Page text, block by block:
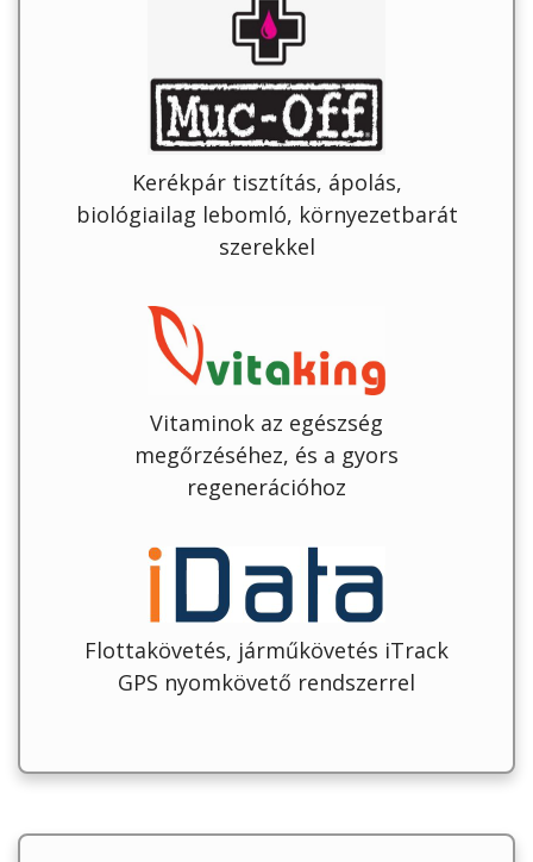
Kerékpár tisztítás, ápolás,
biológiailag lebomló, környezetbarát
szerekkel
Vitaminok az egészség
megőrzéséhez, és a gyors
regenerációhoz
Flottakövetés, járműkövetés iTrack
GPS nyomkövető rendszerrel